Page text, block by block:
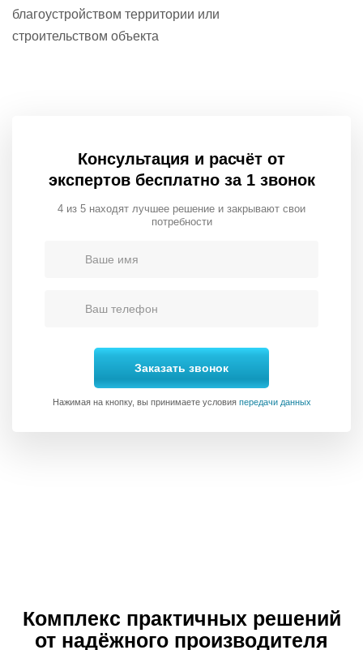
благоустройством территории или
строительством объекта
Консультация и расчёт от
экспертов бесплатно за 1 звонок
4 из 5 находят лучшее решение и закрывают свои
потребности
Заказать звонок
Нажимая на кнопку, вы принимаете условия передачи данных
Комплекс практичных решений
от надёжного производителя